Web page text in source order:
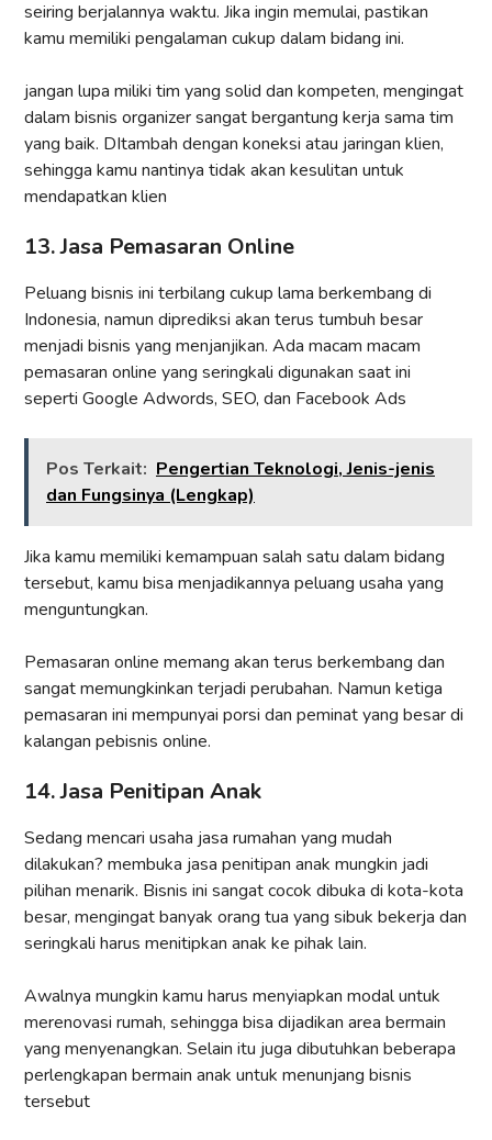
seiring berjalannya waktu. Jika ingin memulai, pastikan
kamu memiliki pengalaman cukup dalam bidang ini.
jangan lupa miliki tim yang solid dan kompeten, mengingat
dalam bisnis organizer sangat bergantung kerja sama tim
yang baik. DItambah dengan koneksi atau jaringan klien,
sehingga kamu nantinya tidak akan kesulitan untuk
mendapatkan klien
13. Jasa Pemasaran Online
Peluang bisnis ini terbilang cukup lama berkembang di
Indonesia, namun diprediksi akan terus tumbuh besar
menjadi bisnis yang menjanjikan. Ada macam macam
pemasaran online yang seringkali digunakan saat ini
seperti Google Adwords, SEO, dan Facebook Ads
Pos Terkait: Pengertian Teknologi, Jenis-jenis
dan Fungsinya (Lengkap)
Jika kamu memiliki kemampuan salah satu dalam bidang
tersebut, kamu bisa menjadikannya peluang usaha yang
menguntungkan.
Pemasaran online memang akan terus berkembang dan
sangat memungkinkan terjadi perubahan. Namun ketiga
pemasaran ini mempunyai porsi dan peminat yang besar di
kalangan pebisnis online.
14. Jasa Penitipan Anak
Sedang mencari usaha jasa rumahan yang mudah
dilakukan? membuka jasa penitipan anak mungkin jadi
pilihan menarik. Bisnis ini sangat cocok dibuka di kota-kota
besar, mengingat banyak orang tua yang sibuk bekerja dan
seringkali harus menitipkan anak ke pihak lain.
Awalnya mungkin kamu harus menyiapkan modal untuk
merenovasi rumah, sehingga bisa dijadikan area bermain
yang menyenangkan. Selain itu juga dibutuhkan beberapa
perlengkapan bermain anak untuk menunjang bisnis
tersebut